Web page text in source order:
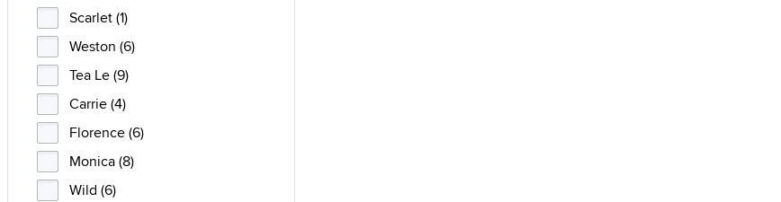
Scarlet (1)
Weston (6)
Tea Le (9)
Carrie (4)
Florence (6)
Monica (8)
Wild (6)